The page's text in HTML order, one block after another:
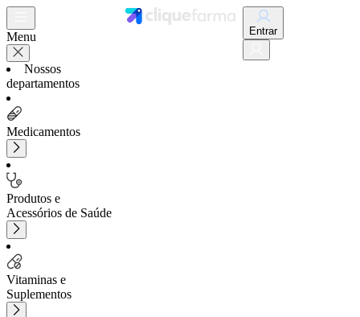
Menu
Nossos
departamentos
Medicamentos
Produtos e
Acessórios de Saúde
Vitaminas e
Suplementos
Entrar